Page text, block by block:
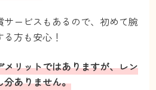
ービスもあるので、初めて腕
方も安心！
リットではありますが、レン
分ありません。